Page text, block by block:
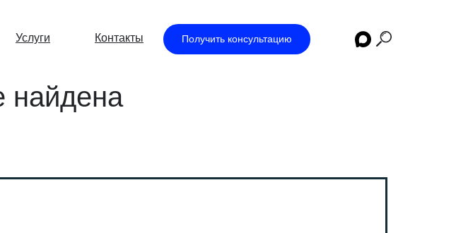
Услуги Контакты Получить консультацию
найдена